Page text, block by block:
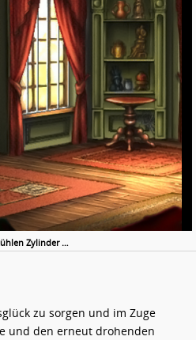
Zylinder …
zu sorgen und im Zuge
und den erneut drohenden